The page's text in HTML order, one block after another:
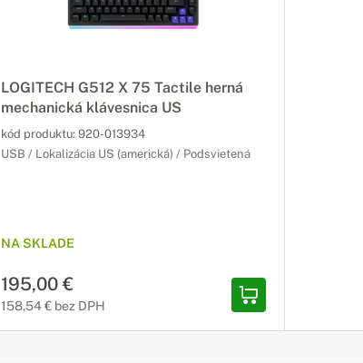
LOGITECH G512 X 75 Tactile herná
mechanická klávesnica US
kód produktu: 920-013934
USB / Lokalizácia US (americká) / Podsvietená
NA SKLADE
195,00 €
158,54 € bez DPH